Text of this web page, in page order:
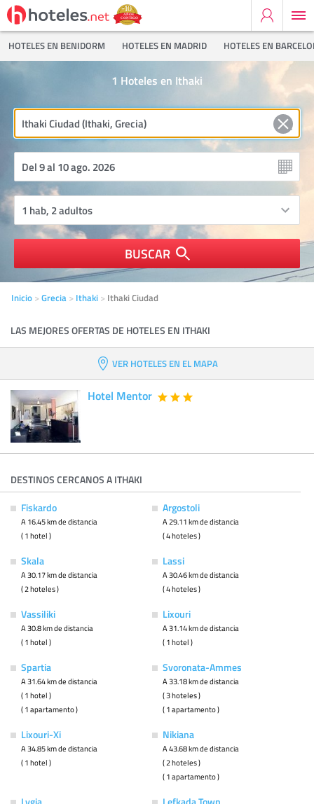
HOTELES EN BENIDORM HOTELES EN MADRID HOTELES EN
Hoteles en Ithaki
1
BUSCAR
Inicio Grecia Ithaki Ithaki Ciudad
LAS MEJORES OFERTAS DE HOTELES EN ITHAKI
VER HOTELES EN EL MAPA
Hotel Mentor
DESTINOS CERCANOS A ITHAKI
Fiskardo
A 16.45 km de distancia
( 1 hotel )
Argostoli
A 29.11 km de distancia
( 4 hoteles )
Skala
A 30.17 km de distancia
( 2 hoteles )
Lassi
A 30.46 km de distancia
( 4 hoteles )
Vassiliki
A 30.8 km de distancia
( 1 hotel )
Lixouri
A 31.14 km de distancia
( 1 hotel )
Spartia
A 31.64 km de distancia
( 1 hotel )
( 1 apartamento )
Svoronata-Ammes
A 33.18 km de distancia
( 3 hoteles )
( 1 apartamento )
Lixouri-Xi
A 34.85 km de distancia
( 1 hotel )
Nikiana
A 43.68 km de distancia
( 2 hoteles )
( 1 apartamento )